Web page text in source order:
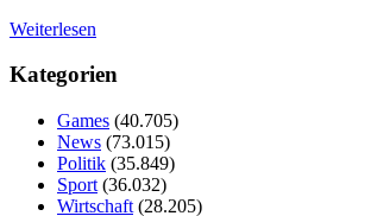
Weiterlesen
Kategorien
Games (40.705)
News (73.015)
Politik (35.849)
Sport (36.032)
Wirtschaft (28.205)